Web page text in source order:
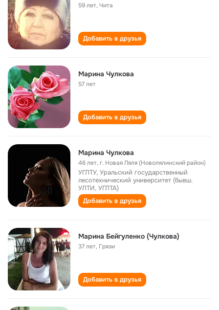
59 лет,Чита
Добавить в друзья
Марина Чулкова
57 лет
Добавить в друзья
Марина Чулкова
46 лет,г. Новая Ляля (Новолялинский район)
УГЛТУ, Уральский государственный
лесотехнический университет (бывш.
УЛТИ, УГЛТА)
Добавить в друзья
Марина Бейгуленко (Чулкова)
37 лет, Грязи
Добавить в друзья